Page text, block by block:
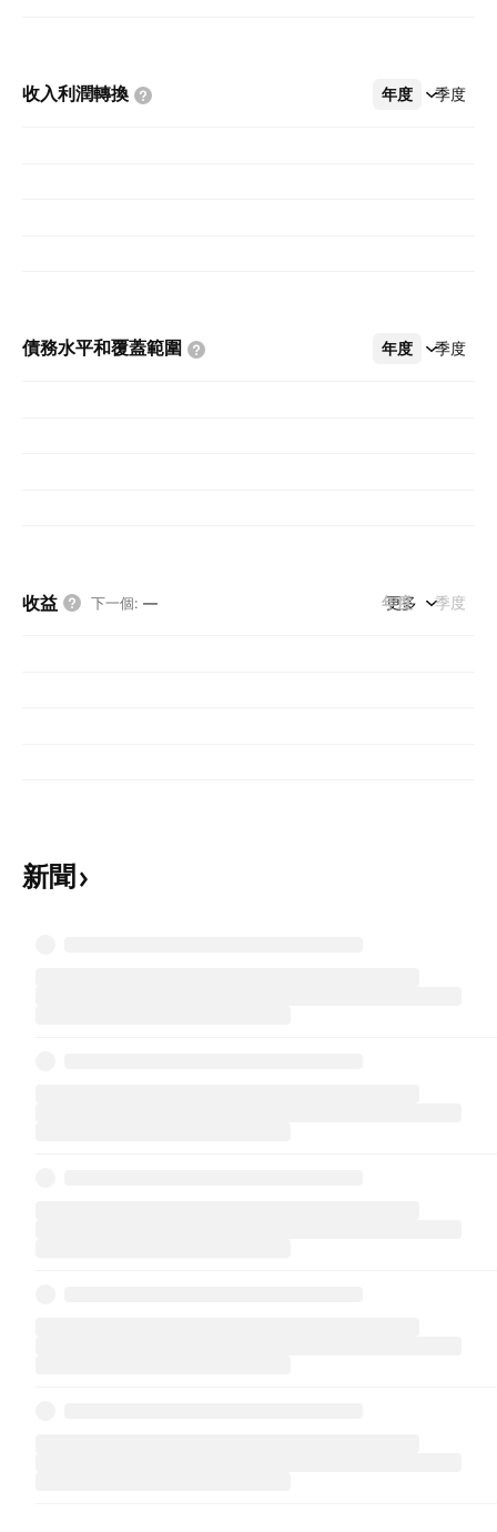
收入利潤轉換 年度 季度
更多
債務水平和覆蓋範圍 年度 季度
更多
收益 下一個: — 年度 季度
更多
新聞